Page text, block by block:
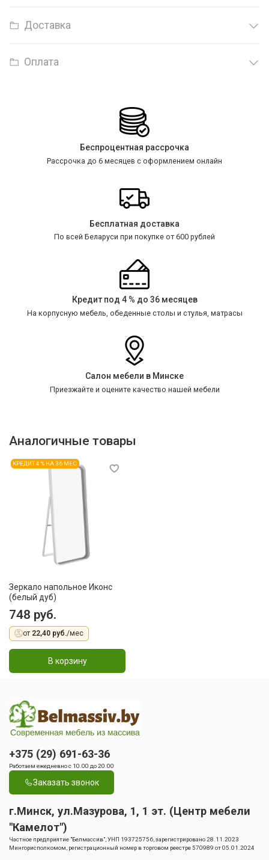
Доставка
Оплата
Беспроцентная рассрочка
Рассрочка до 6 месяцев с оформлением онлайн
Бесплатная доставка
По всей Беларуси при покупке от 600 рублей
Кредит под 4 % до 36 месяцев
На корпусную мебель, обеденные столы и стулья, матрасы
Салон мебели в Минске
Приезжайте и оцените качество нашей мебели
Аналогичные товары
КРЕДИТ 4 % НА 36 МЕС
Зеркало напольное Иконс
(белый дуб)
748 руб.
от 22,40 руб./мес
В корзину
+375 (29) 691-63-36
Работаем ежедневно с 10.00 до 20.00
Заказать звонок
г.Минск, ул.Мазурова, 1, 1 эт. (Центр мебели
"Камелот")
Частное предприятие "Белмассив", УНП 193725756, зарегистрировано 28.11.2023
Мингорисполкомом, регистрационный номер в торговом реестре 570989 от 05.01.2024